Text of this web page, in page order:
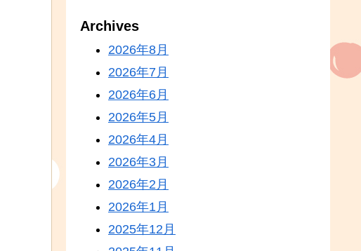
Archives
2026年8月
2026年7月
2026年6月
2026年5月
2026年4月
2026年3月
2026年2月
2026年1月
2025年12月